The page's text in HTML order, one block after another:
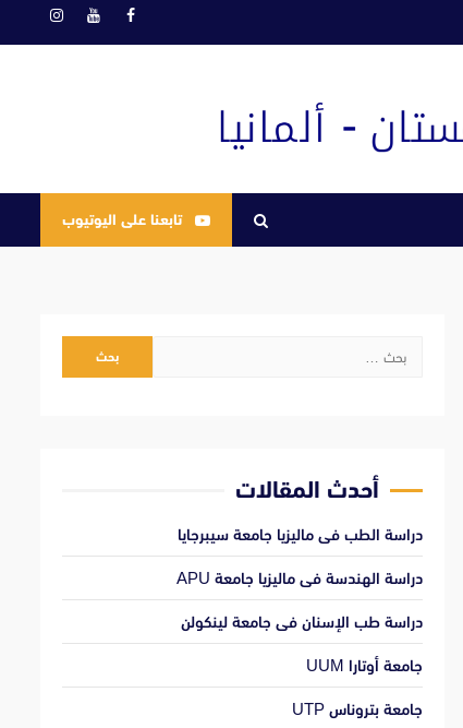
فيسبوكيوتيوب
تابعنا على اليوتيوب
البحث
أحدث المقالات
دراسة الطب فى ماليزيا جامعة سيبرجايا
دراسة الهندسة فى ماليزيا جامعة APU
دراسة طب الإسنان فى جامعة لينكولن
جامعة أوتارا UUM
جامعة بتروناس UTP